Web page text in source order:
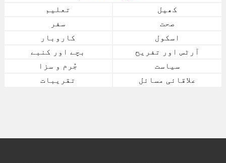
کھیل
تعلیم
صحت
سفر
اسکول
کاروبار
آرٹس اور تفریح
بچے اور کنبے
سیاست
جُرم و سزا
علاقائی مسائل
تقریبات